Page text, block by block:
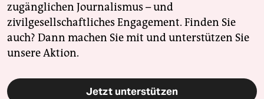
zugänglichen Journalismus – und
zivilgesellschaftliches Engagement. Finden Sie
auch? Dann machen Sie mit und unterstützen Sie
unsere Aktion.
Jetzt unterstützen